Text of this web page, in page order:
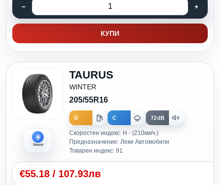
КУПИ
Зимни
TAURUS
WINTER
205/55R16
D C 72dB
Скоростен индекс: H - (210км/ч.)
Предназначение: Леки Автомобили
Товарен индекс: 91
€55.18 / 107.93лв